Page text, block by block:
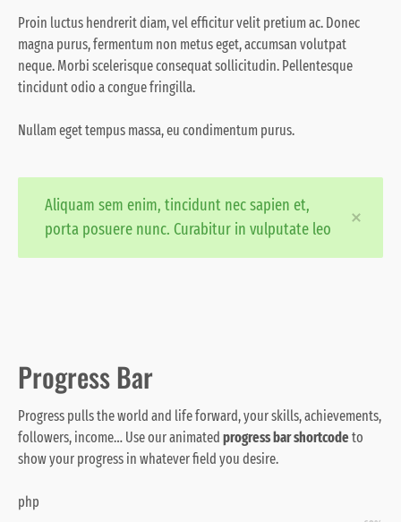
Proin luctus hendrerit diam, vel efficitur velit pretium ac. Donec
magna purus, fermentum non metus eget, accumsan volutpat
neque. Morbi scelerisque consequat sollicitudin. Pellentesque
tincidunt odio a congue fringilla.
Nullam eget tempus massa, eu condimentum purus.
Aliquam sem enim, tincidunt nec sapien et,
porta posuere nunc. Curabitur in vulputate leo
Progress Bar
Progress pulls the world and life forward, your skills, achievements,
followers, income… Use our animated progress bar shortcodeto
show your progress in whatever field you desire.
php